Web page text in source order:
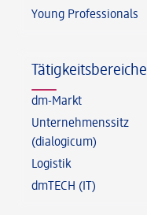
Young Professionals
Tätigkeitsbereiche
dm-Markt
Unternehmenssitz
(dialogicum)
Logistik
dmTECH (IT)